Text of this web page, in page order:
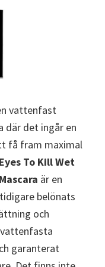
vattenfast
där det ingår en
få fram maximal
To Kill Wet
är en
belönats
och
garanterat